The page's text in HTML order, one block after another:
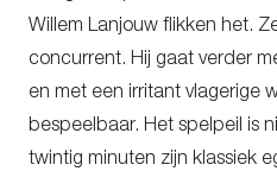
Willem Lanjouw flikken het.
concurrent. Hij gaat verder
en met een irritant vlagerige
bespeelbaar. Het spelpeil is
twintig minuten zijn klassiek